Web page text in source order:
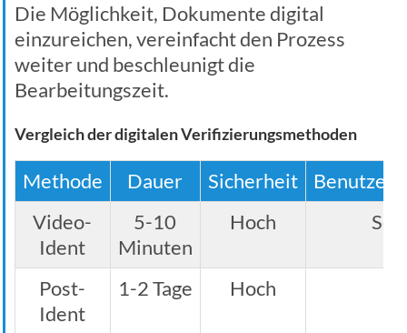
Die Möglichkeit, Dokumente digital
einzureichen, vereinfacht den Prozess
weiter und beschleunigt die
Bearbeitungszeit.
Vergleich der digitalen Verifizierungsmethoden
Methode Dauer Sicherheit
Video-
Ident
5-10
Minuten
Hoch
Post-
Ident
1-2 Tage Hoch